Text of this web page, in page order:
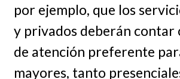
por ejemplo, que los
y privados deberán contar
de atención preferente
mayores, tanto